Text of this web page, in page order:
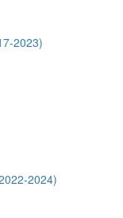
2023)
2024)